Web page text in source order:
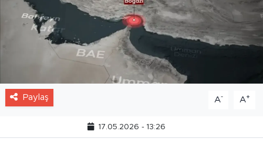
Paylaş A- A+
17.05.2026 - 13:26